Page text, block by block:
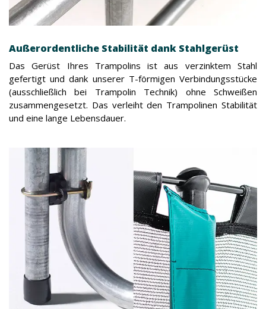
Außerordentliche Stabilität dank Stahlgerüst
Das Gerüst Ihres Trampolins ist aus verzinktem Stahl
gefertigt und dank unserer T-förmigen Verbindungsstücke
(ausschließlich bei Trampolin Technik) ohne Schweißen
zusammengesetzt. Das verleiht den Trampolinen Stabilität
und eine lange Lebensdauer.